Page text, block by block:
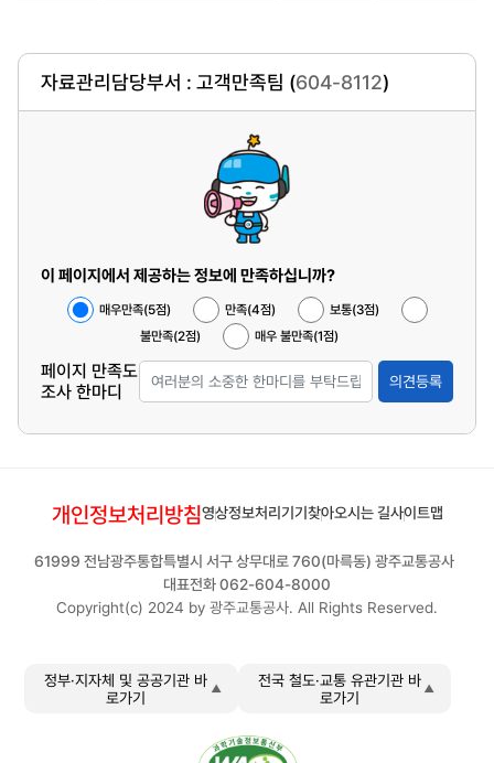
자료관리담당부서 : 고객만족팀 (604-8112)
이 페이지에서 제공하는 정보에 만족하십니까?
매우만족(5점) 만족(4점)
보통(3점)
불만족(2점)
매우 불만족(1점)
페이지 만족도
조사 한마디
의견등록
개인정보처리방침영상정보처리기기 찾아오시는 길사이트맵
61999 전남광주통합특별시 서구 상무대로 760(마륵동) 광주교통공사
대표전화 062-604-8000
Copyright(c) 2024 by 광주교통공사. All Rights Reserved.
정부·지자체 및 공공기관 바
로가기
전국 철도·교통 유관기관 바
로가기